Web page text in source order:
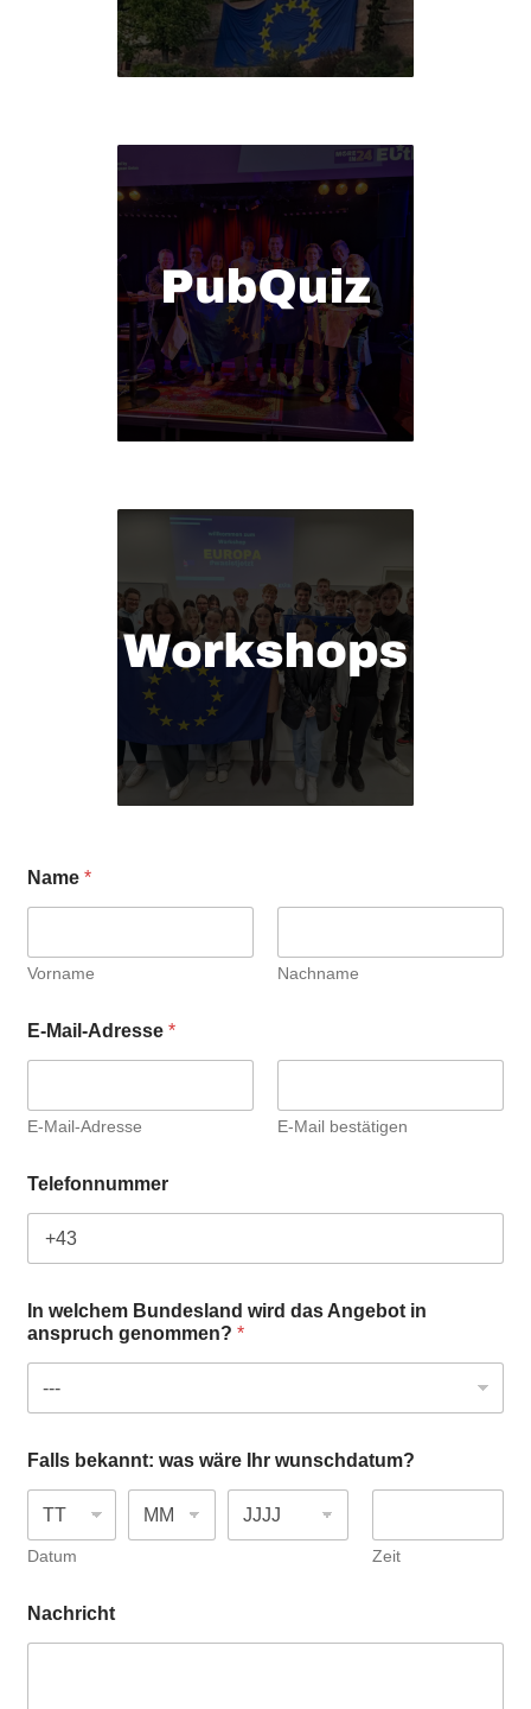
Name*
Vorname Nachname
E-Mail-Adresse*
E-Mail-Adresse E-Mail bestätigen
i
e
e
B
u
n
e
l
Telefonnummer
In welchem Bundesland wird das Angebot in
anspruch genommen?*
Falls bekannt: was wäre Ihr wunschdatum?
Datum Zeit
Nachricht